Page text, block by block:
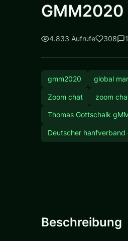
GMM2020
4.833 Aufrufe 308
gmm2020 global
Zoom chat zoom
Thomas Gottschalk
Deutscher hanfverband
Beschreibung